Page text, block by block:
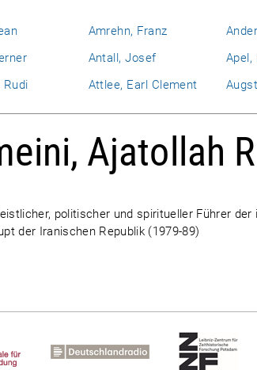
Amrehn, Franz
Antall, Josef Apel,
Attlee, Earl Clement
Ajatollah
politischer und spiritueller Führer
der Iranischen Republik (1979-89)